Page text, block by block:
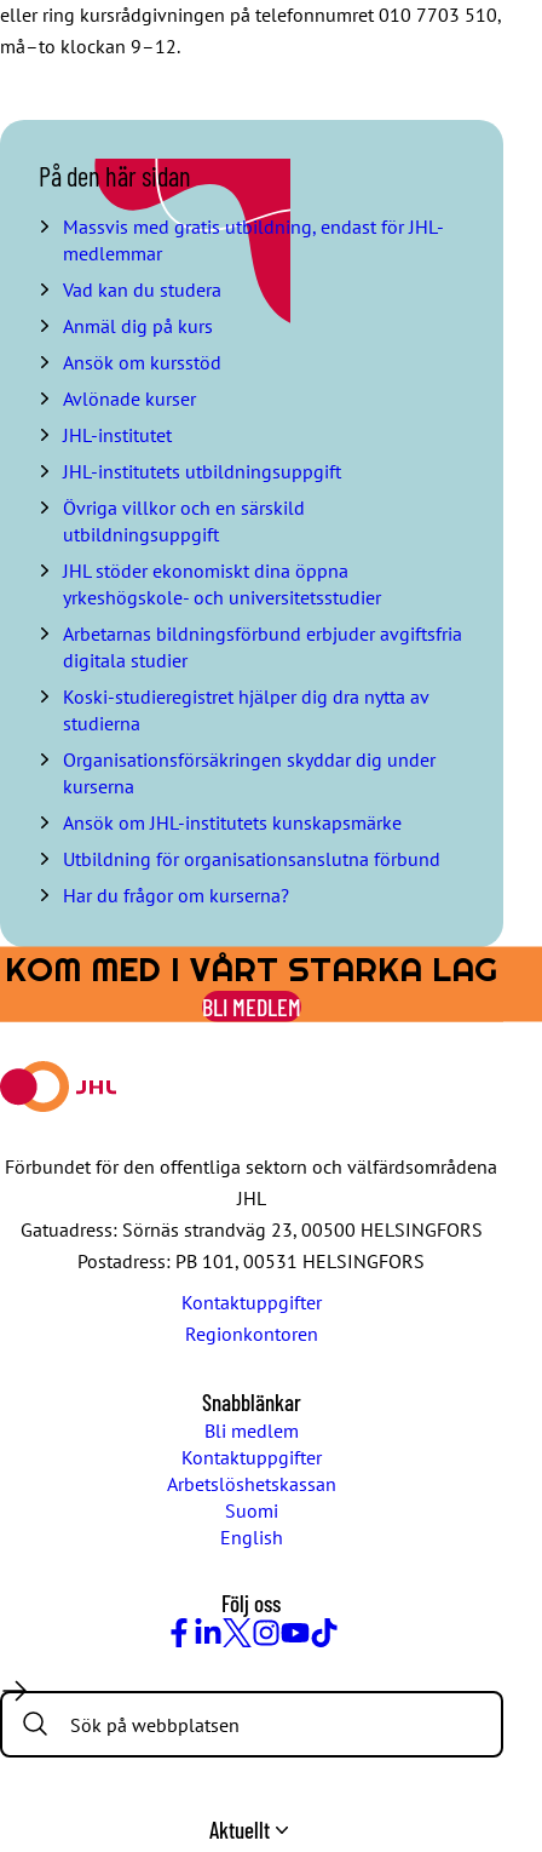
eller ring kursrådgivningen på telefonnumret 010 7703 510,
må–to klockan 9–12.
H
o
p
ö
v
e
r
i
n
n
e
h
å
s
ö
e
k
n
g
e
n
På den här sidan
Massvis med gratis utbildning, endast för JHL-
medlemmar
Vad kan du studera
Anmäl dig på kurs
Ansök om kursstöd
Avlönade kurser
JHL-institutet
JHL-institutets utbildningsuppgift
Övriga villkor och en särskild
utbildningsuppgift
JHL stöder ekonomiskt dina öppna
yrkeshögskole- och universitetsstudier
Arbetarnas bildningsförbund erbjuder avgiftsfria
digitala studier
Koski-studieregistret hjälper dig dra nytta av
studierna
Organisationsförsäkringen skyddar dig under
kurserna
Ansök om JHL-institutets kunskapsmärke
Utbildning för organisationsanslutna förbund
Har du frågor om kurserna?
KOM MED I VÅRT STARKA LAG
BLI MEDLEM
Förbundet för den offentliga sektorn och välfärdsområdena
JHL
Gatuadress: Sörnäs strandväg 23, 00500 HELSINGFORS
Postadress: PB 101, 00531 HELSINGFORS
Kontaktuppgifter
Regionkontoren
Snabblänkar
Bli medlem
Kontaktuppgifter
Arbetslöshetskassan
Suomi
English
Följ oss
Search:
Aktuellt